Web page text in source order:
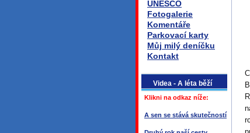
UNESCO
Fotogalerie
Komentáře
Parkovací karty
Můj milý deníčku
Kontakt
Videa - A léta běží
Klikni na odkaz níže:
A sen se stává skutečností